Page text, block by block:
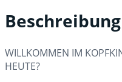
Beschreibung
WILLKOMMEN IM
HEUTE?